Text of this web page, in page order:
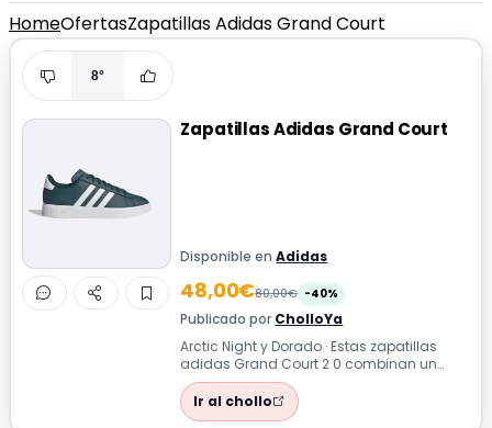
HomeOfertasZapatillas Adidas Grand Court
8°
Zapatillas Adidas Grand Court
Disponible enAdidas
48,00€80,00€ -40%
Publicado por CholloYa
Arctic Night y Dorado · Estas zapatillas
adidas Grand Court 2 0 combinan un
estilo clásico con comodidad para el día
... Ir al chollo